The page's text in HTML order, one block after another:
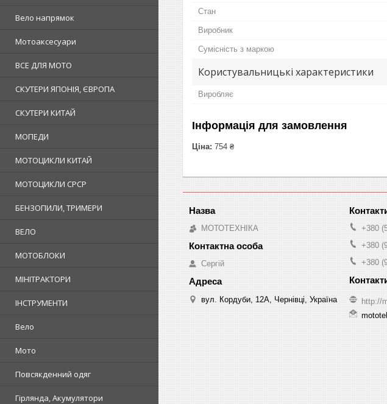
Вело напрямок
Мотоаксесуари
ВСЕ ДЛЯ МОТО
СКУТЕРИ ЯПОНІЯ, ЄВРОПА
СКУТЕРИ КИТАЙ
МОПЕДИ
МОТОЦИКЛИ КИТАЙ
МОТОЦИКЛИ СРСР
БЕНЗОПИЛИ, ТРИМЕРИ
ВЕЛО
МОТОБЛОКИ
МІНІТРАКТОРИ
ІНСТРУМЕНТИ
Вело
Мото
Повсякденний одяг
Гірлянда, Акумулятори
Стан
Виробник
Сумісність з маркою
Користувальницькі характеристики
Виробляє
Інформація для замовлення
Ціна: 754 ₴
МОТОТЕХНІКА
Сергій
вул. Кордуби, 12А, Чернівці, Україна
+380
+380
+380
http://